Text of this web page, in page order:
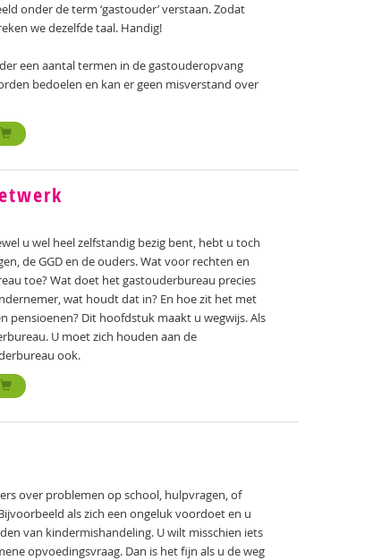
onder de term ‘gastouder’ verstaan. Zodat
we dezelfde taal. Handig!
een aantal termen in de gastouderopvang
bedoelen en kan er geen misverstand over
u wel heel zelfstandig bezig bent, hebt u toch
de GGD en de ouders. Wat voor rechten en
toe? Wat doet het gastouderbureau precies
wat houdt dat in? En hoe zit het met
pensioenen? Dit hoofdstuk maakt u wegwijs. Als
U moet zich houden aan de
ook.
over problemen op school, hulpvragen, of
als zich een ongeluk voordoet en u
van kindermishandeling. U wilt misschien iets
opvoedingsvraag. Dan is het fijn als u de weg